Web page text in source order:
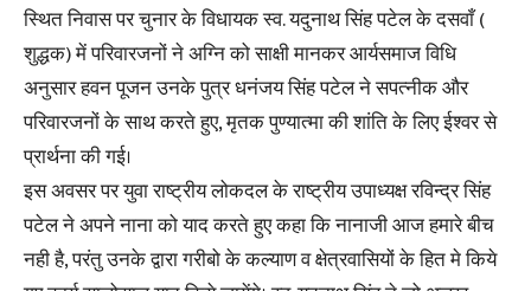
स्थित निवास पर चुनार के विधायक स्व. यदुनाथ सिंह पटेल के दसवाँ (
शुद्धक) में परिवारजनों ने अग्नि को साक्षी मानकर आर्यसमाज विधि
अनुसार हवन पूजन उनके पुत्र धनंजय सिंह पटेल ने सपत्नीक और
परिवारजनों के साथ करते हुए, मृतक पुण्यात्मा की शांति के लिए ईश्वर से
प्रार्थना की गई।
इस अवसर पर युवा राष्ट्रीय लोकदल के राष्ट्रीय उपाध्यक्ष रविन्द्र सिंह
पटेल ने अपने नाना को याद करते हुए कहा कि नानाजी आज हमारे बीच
नही है, परंतु उनके द्वारा गरीबो के कल्याण व क्षेत्रवासियों के हित मे किये